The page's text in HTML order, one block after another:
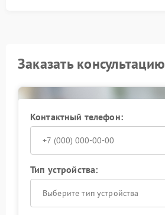
Заказать консультацию
Контактный телефон:
Тип устройства:
Выберите тип устройства